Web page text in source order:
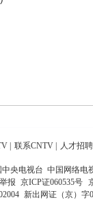
| 联系CNTV | 人才招聘
中央电视台 中国网络电
报 京ICP证060535号
新出网证（京）